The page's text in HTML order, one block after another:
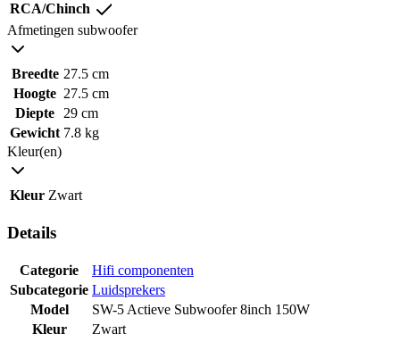
RCA/Chinch
Afmetingen subwoofer
Breedte 27.5 cm
Hoogte 27.5 cm
Diepte
29 cm
Gewicht 7.8 kg
Kleur(en)
Kleur Zwart
Details
Categorie
Hifi componenten
Subcategorie Luidsprekers
Model
SW-5 Actieve Subwoofer 8inch 150W
Kleur
Zwart